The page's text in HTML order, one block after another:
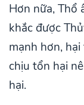
Hơn nữa, Thổ
khắc được
mạnh hơn,
chịu tổn hại
hại.